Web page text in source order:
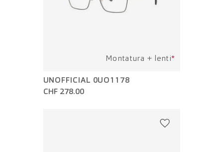
Montatura + lenti*
UNOFFICIAL 0UO1178
CHF 278.00